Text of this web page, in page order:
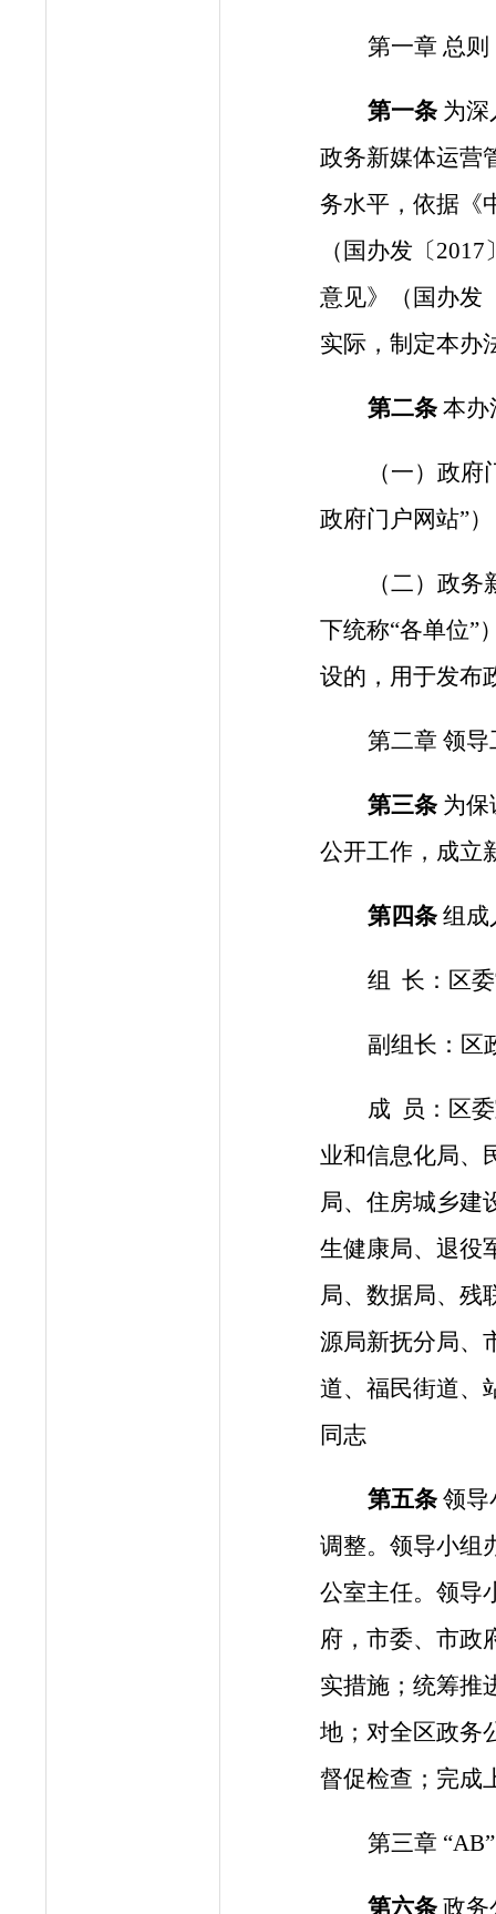
第一章 总则
第一条 为深
政务新媒体运营
务水平，依据《
（国办发〔2017
意见》（国办发
实际，制定本办
第二条 本办
（一）政府
政府门户网站”
（二）政
下统称“各单位”
设的，用于发布
第二章 领导
第三条 为保
公开工作，成立
第四条 组成
组 长 ： 区
副组长：区
成
员：区
业和信息化局、
局、住房城乡建
生健康局、退役
局、数据局、残
源局新抚分局、
道、福民街道、
同志
第五条 领导
调整。领导小组
公室主任。领导
府， 市委、市政
实措施； 统筹推
地 ；对全区政
督促检查；完成
第三章
第六条 政务